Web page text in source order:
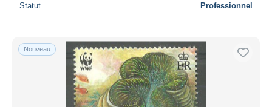
Statut Professionnel
Nouveau